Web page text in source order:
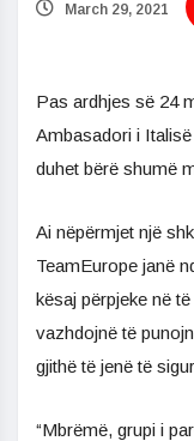
March 29, 2021
Pas ardhjes së 24
Ambasadori i
duhet bërë shumë
Ai nëpërmjet një
TeamEurope janë
kësaj përpjeke në
vazhdojnë të
gjithë të jenë të
“Mbrëmë, grupi i